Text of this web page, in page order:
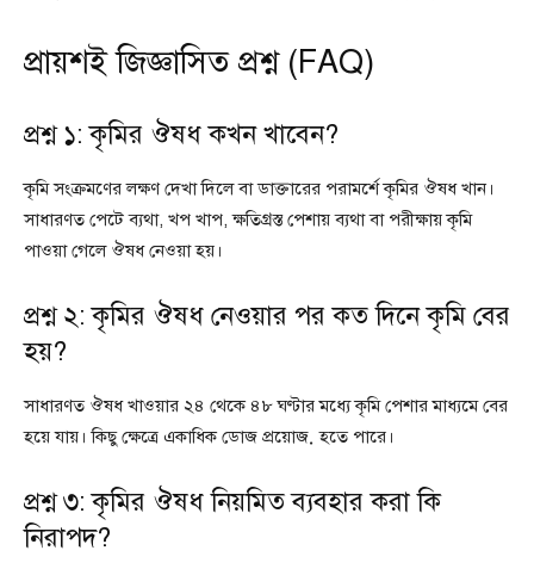
প্রায়শই জিজ্ঞাসিত প্রশ্ন (FAQ)
প্রশ্ন ১: কৃমির ঔষধ কখন খাবেন?
কৃমি সংক্রমণের লক্ষণ দেখা দিলে বা ডাক্তারের পরামর্শে কৃমির ঔষধ খান।
সাধারণত পেটে ব্যথা, খপ খাপ, ক্ষতিগ্রস্ত পেশায় ব্যথা বা পরীক্ষায় কৃমি
পাওয়া গেলে ঔষধ নেওয়া হয়।
প্রশ্ন ২: কৃমির ঔষধ নেওয়ার পর কত দিনে কৃমি বের
হয়?
সাধারণত ঔষধ খাওয়ার ২৪ থেকে ৪৮ ঘণ্টার মধ্যে কৃমি পেশার মাধ্যমে বের
হয়ে যায়। কিছু ক্ষেত্রে একাধিক ডোজ প্রয়োজ় হতে পারে।
প্রশ্ন ৩: কৃমির ঔষধ নিয়মিত ব্যবহার করা কি
নিরাপদ?